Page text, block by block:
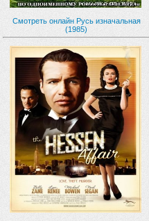
Смотреть онлайн Русь изначальная
(1985)